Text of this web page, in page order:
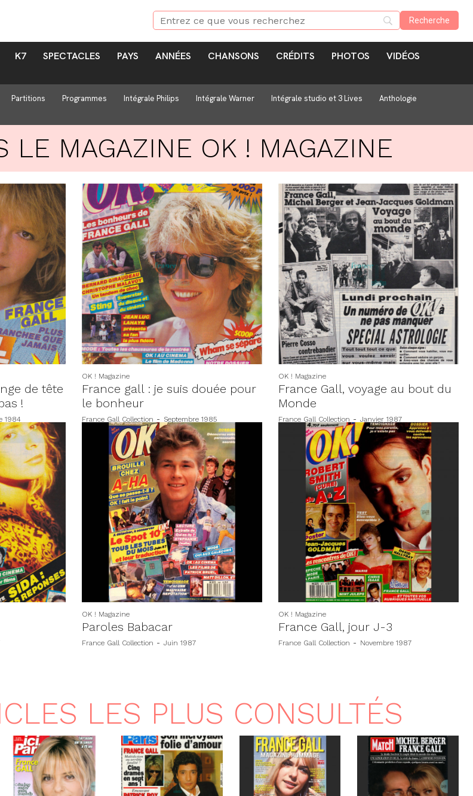
K7 SPECTACLES PAYS ANNÉES CHANSONS CRÉDITS PHOTOS
VIDÉOS
Partitions Programmes Intégrale Philips Intégrale Warner Intégrale studio et 3 Lives
Anthologie
LE MAGAZINE OK ! MAGAZINE
de tête
!
1984
OK ! Magazine
France gall : je suis douée pour
le bonheur
France Gall Collection - Septembre 1985
OK ! Magazine
France Gall, voyage au bout du
Monde
France Gall Collection - Janvier 1987
OK ! Magazine
Paroles Babacar
France Gall Collection - Juin 1987
OK ! Magazine
France Gall, jour J-3
France Gall Collection - Novembre 1987
LES PLUS CONSULTÉS